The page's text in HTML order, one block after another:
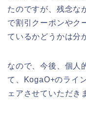
たのですが、残念な
で割引クーポンやク
ているかどうかは分
なので、今後、個人
て、KogaO+のライ
ェアさせていただき